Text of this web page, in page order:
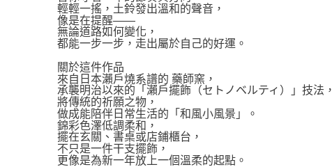
輕輕一搖，土鈴發出溫和的聲音，
像是在提醒——
無論道路如何變化，
都能一步一步，走出屬於自己的好運。
關於這件作品
來自日本瀨戶燒系譜的 藥師窯，
承襲明治以來的「瀨戶擺飾（セトノベルティ）」技法，
將傳統的祈願之物，
做成能陪伴日常生活的「和風小風景」。
錦彩色澤低調柔和，
擺在玄關、書桌或店鋪櫃台，
不只是一件干支擺飾，
更像是為新一年放上一個溫柔的起點。